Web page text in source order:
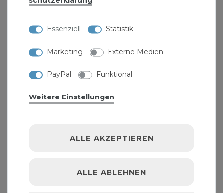
Essenziell Statistik
Marketing Externe Medien
PayPal Funktional
Weitere Einstellungen
ALLE AKZEPTIEREN
ALLE ABLEHNEN